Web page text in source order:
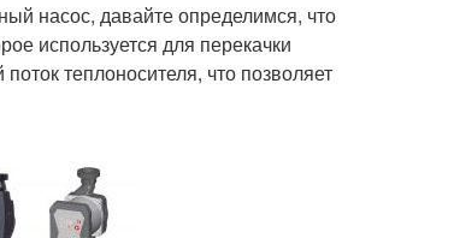
насос, давайте определимся, что
используется для перекачки
теплоносителя, что позволяет